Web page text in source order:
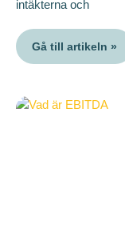
intäkterna och
Gå till artikeln »